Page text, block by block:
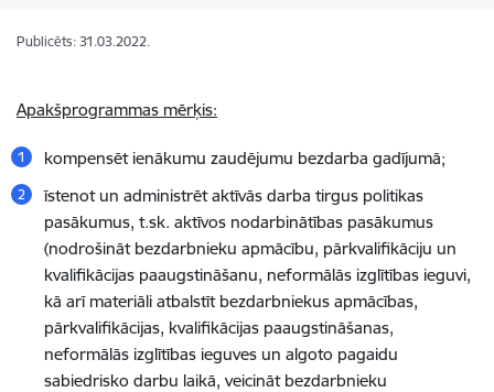
Publicēts: 31.03.2022.
Apakšprogrammas mērķis:
kompensēt ienākumu zaudējumu bezdarba gadījumā;
īstenot un administrēt aktīvās darba tirgus politikas
pasākumus, t.sk. aktīvos nodarbinātības pasākumus
(nodrošināt bezdarbnieku apmācību, pārkvalifikāciju un
kvalifikācijas paaugstināšanu, neformālās izglītības ieguvi,
kā arī materiāli atbalstīt bezdarbniekus apmācības,
pārkvalifikācijas, kvalifikācijas paaugstināšanas,
neformālās izglītības ieguves un algoto pagaidu
sabiedrisko darbu laikā, veicināt bezdarbnieku